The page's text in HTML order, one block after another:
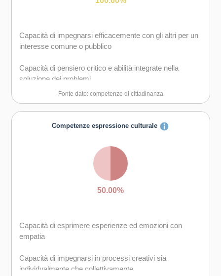
Capacità di essere proattivi e lungimiranti
Capacità di coraggio e perseveranza nel raggiungimento
Capacità di motivare gli altri e valorizzare le loro idee, di
Capacità di impegnarsi efficacemente con gli altri per un
interesse comune o pubblico
Capacità di pensiero critico e abilità integrate nella
soluzione dei problemi
Fonte dato: competenze di cittadinanza
Competenze espressione culturale
50.00%
Capacità di esprimere esperienze ed emozioni con
empatia
Capacità di impegnarsi in processi creativi sia
individualmente che collettivamente